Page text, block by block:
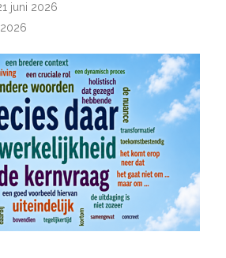
juni 2026